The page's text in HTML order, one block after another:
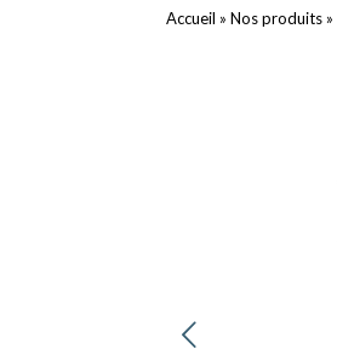
Accueil » Nos produits »